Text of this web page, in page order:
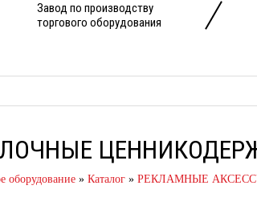
Завод по производству
торгового оборудования
оборудование » Каталог » РЕКЛАМНЫЕ